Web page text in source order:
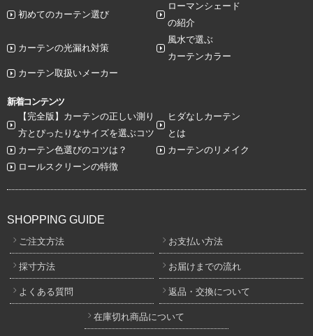
初めてのカーテン選び
ローマンシェード
の紹介
カーテンの光漏れ対策
風水で選ぶ
カーテンカラー
カーテン取扱いメーカー
新着コンテンツ
【完全版】カーテンの正しい測り
方とぴったりなサイズを選ぶコツ
ヒダなしカーテン
とは
カーテン色選びのコツは？
カーテンのリメイク
ロールスクリーンの特徴
SHOPPING GUIDE
ご注文方法 お支払い方法
採寸方法 お届けまでの流れ
よくある質問 返品・交換について
在庫切れ商品について